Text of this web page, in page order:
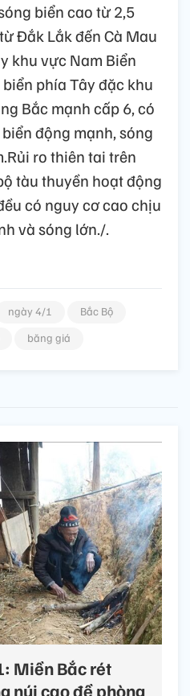
biển cao từ 2,5
Đắk Lắk đến Cà Mau
khu vực Nam Biển
phía Tây đặc khu
Bắc mạnh cấp 6, có
động mạnh, sóng
ro thiên tai trên
tàu thuyền hoạt động
có nguy cơ cao chịu
và sóng lớn./.
ngày 4/1
Bắc Bộ
băng giá
Miền Bắc rét
núi cao đề phòng